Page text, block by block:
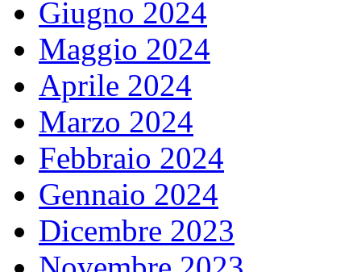
Giugno 2024
Maggio 2024
Aprile 2024
Marzo 2024
Febbraio 2024
Gennaio 2024
Dicembre 2023